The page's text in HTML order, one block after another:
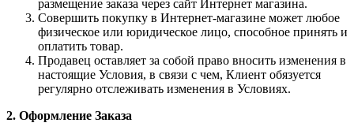
размещение заказа через сайт Интернет магазина.
Совершить покупку в Интернет-магазине может любое
физическое или юридическое лицо, способное принять и
оплатить товар.
Продавец оставляет за собой право вносить изменения в
настоящие Условия, в связи с чем, Клиент обязуется
регулярно отслеживать изменения в Условиях.
2. Оформление Заказа